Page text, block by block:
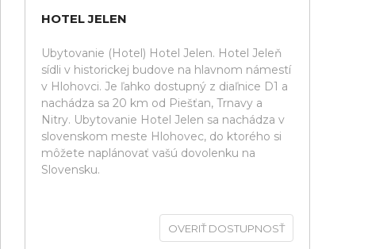
HOTEL JELEN
Ubytovanie (Hotel) Hotel Jelen. Hotel Jeleň
sídli v historickej budove na hlavnom námestí
v Hlohovci. Je ľahko dostupný z diaľnice D1 a
nachádza sa 20 km od Piešťan, Trnavy a
Nitry. Ubytovanie Hotel Jelen sa nachádza v
slovenskom meste Hlohovec, do ktorého si
môžete naplánovať vašú dovolenku na
Slovensku.
OVERIŤ DOSTUPNOSŤ